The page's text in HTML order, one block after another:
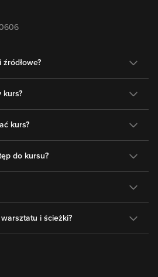
kurs?
kurs?
do kursu?
i ścieżki?